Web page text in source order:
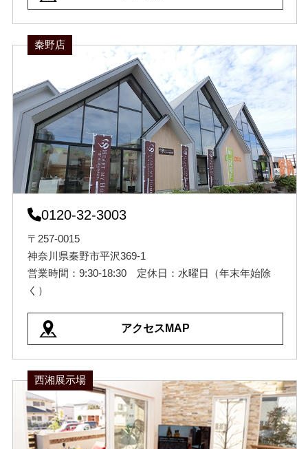
秦野店
0120-32-3003
〒257-0015
神奈川県秦野市平沢369-1
営業時間：9:30-18:30 定休日：水曜日（年末年始除
く）
アクセスMAP
西湘展示場